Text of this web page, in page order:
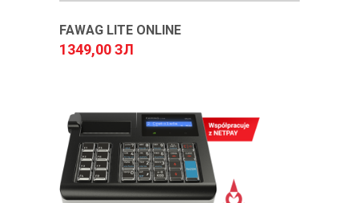
FAWAG LITE ONLINE
1349,00 ЗЛ